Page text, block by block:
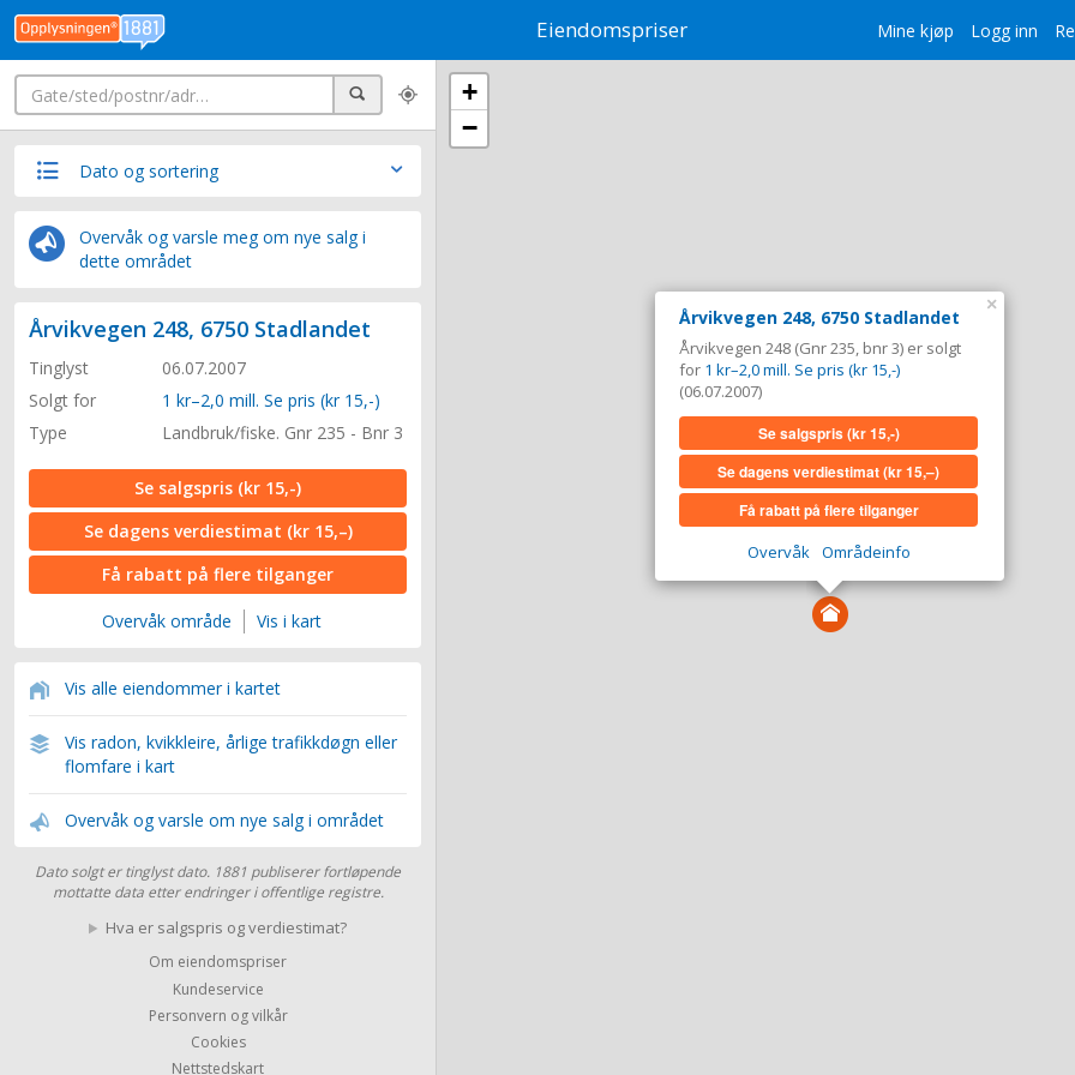
Mine kjøp Logg inn
Eiendomspriser
Søk
Dato og sortering
Overvåk og varsle meg om nye salg i
dette området
Årvikvegen 248, 6750 Stadlandet
Tinglyst
06.07.2007
Solgt for
1 kr–2,0 mill. Se pris (kr 15,-)
Type
Landbruk/fiske. Gnr 235 - Bnr 3
Se salgspris (kr 15,-)
Se dagens verdiestimat (kr 15,–)
Få rabatt på flere tilganger
Overvåk område Vis i kart
Vis alle eiendommer i kartet
Vis radon, kvikkleire, årlige trafikkdøgn eller
flomfare i kart
Overvåk og varsle om nye salg i området
Dato solgt er tinglyst dato. 1881 publiserer fortløpende
mottatte data etter endringer i offentlige registre.
Hva er salgspris og verdiestimat?
Om eiendomspriser
Kundeservice
Personvern og vilkår
Cookies
Nettstedskart
Årvikvegen 248, 6750 Stadlandet
Årvikvegen 248 (Gnr 235, bnr 3) er solgt
for 1 kr–2,0 mill. Se pris (kr 15,-)
(06.07.2007)
Se salgspris(kr 15,-)
Se dagens verdiestimat(kr 15,–)
Få rabatt på flere tilganger
Overvåk Områdeinfo
×
+
−